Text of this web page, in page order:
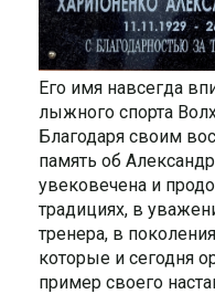
Его имя навсегда
лыжного спорта
Благодаря своим
память об
увековечена и
традициях, в
тренера, в
которые и сегодня
пример своего